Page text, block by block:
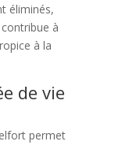
éliminés,
à
à la
de vie
permet